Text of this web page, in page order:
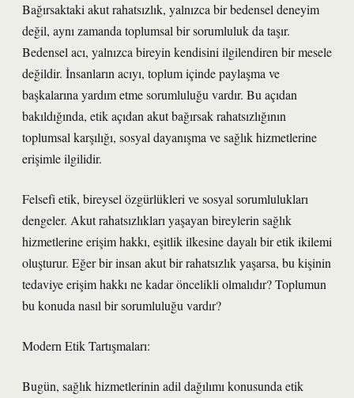
Bağırsaktaki akut rahatsızlık, yalnızca bir bedensel deneyim
değil, aynı zamanda toplumsal bir sorumluluk da taşır.
Bedensel acı, yalnızca bireyin kendisini ilgilendiren bir mesele
değildir. İnsanların acıyı, toplum içinde paylaşma ve
başkalarına yardım etme sorumluluğu vardır. Bu açıdan
bakıldığında, etik açıdan akut bağırsak rahatsızlığının
toplumsal karşılığı, sosyal dayanışma ve sağlık hizmetlerine
erişimle ilgilidir.
Felsefi etik, bireysel özgürlükleri ve sosyal sorumlulukları
dengeler. Akut rahatsızlıkları yaşayan bireylerin sağlık
hizmetlerine erişim hakkı, eşitlik ilkesine dayalı bir etik ikilemi
oluşturur. Eğer bir insan akut bir rahatsızlık yaşarsa, bu kişinin
tedaviye erişim hakkı ne kadar öncelikli olmalıdır? Toplumun
bu konuda nasıl bir sorumluluğu vardır?
Modern Etik Tartışmaları:
Bugün, sağlık hizmetlerinin adil dağılımı konusunda etik